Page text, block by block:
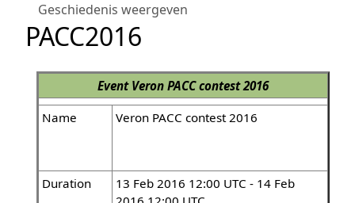
Geschiedenis weergeven
PACC2016
Event Veron PACC contest 2016
Name
Veron PACC contest 2016
Duration
13 Feb 2016 12:00 UTC - 14 Feb